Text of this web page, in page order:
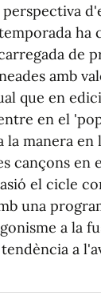
perspectiva
ha
de
amb
que en
en el
la manera en
cançons en
el cicle
una
a la
a